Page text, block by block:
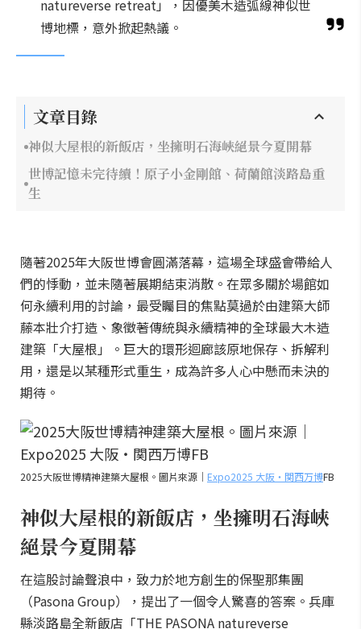
natureverse retreat」，因優美木造弧線神似世
博地標，意外掀起熱議。
文章目錄
神似大屋根的新飯店，坐擁明石海峽絕景今夏開幕
世博記憶未完待續！原子小金剛館、荷蘭館淡路島重
生
隨著2025年大阪世博會圓滿落幕，這場全球盛會帶給人
們的悸動，並未隨著展期結束消散。在眾多關於場館如
何永續利用的討論，最受矚目的焦點莫過於由建築大師
藤本壯介打造、象徵著傳統與永續精神的全球最大木造
建築「大屋根」。巨大的環形迴廊該原地保存、拆解利
用，還是以某種形式重生，成為許多人心中懸而未決的
期待。
2025大阪世博精神建築大屋根。圖片來源｜ Expo2025 大阪・関西万博FB
神似大屋根的新飯店，坐擁明石海峽
絕景今夏開幕
在這股討論聲浪中，致力於地方創生的保聖那集團
（Pasona Group），提出了一個令人驚喜的答案。兵庫
縣淡路島全新飯店「THE PASONA natureverse